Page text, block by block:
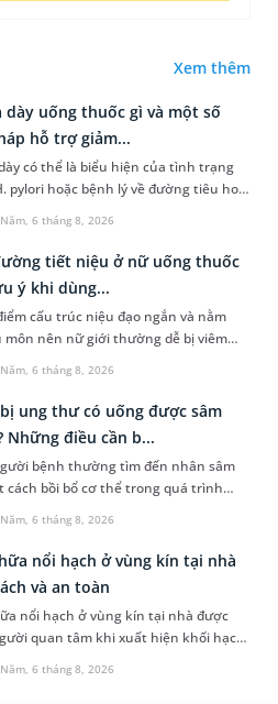
Xem thêm
6 tháng 8, 2026
dày uống thuốc gì và một số
hỗ trợ giảm...
có thể là biểu hiện của tình trạng
pylori hoặc bệnh lý về đường tiêu hoá
theo nguyên nhân cụ thể, bác sĩ sẽ
chỉ định p...
6 tháng 8, 2026
tiết niệu ở nữ uống thuốc
ý khi dùng...
cấu trúc niệu đạo ngắn và nằm
môn nên nữ giới thường dễ bị viêm
niệu hơn nam giới. Tùy theo nguyên
độ nhiễm trùng và...
6 tháng 8, 2026
ung thư có uống được sâm
Những điều cần b...
bệnh thường tìm đến nhân sâm
cách bồi bổ cơ thể trong quá trình
thư. Tuy nhiên, câu hỏi người bị
uống được sâm kh...
6 tháng 8, 2026
nổi hạch ở vùng kín tại nhà
và an toàn
nổi hạch ở vùng kín tại nhà được
quan tâm khi xuất hiện khối hạch
bẹn hoặc cơ quan sinh dục. Nếu
xuất hiện, kích th...